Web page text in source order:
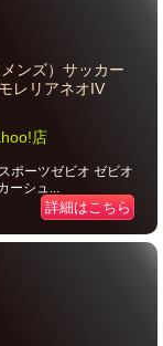
ンズ）サッカー
レリアネオIV
店
ポーツゼビオ ゼビオ
ーシュ...
詳細はこちら